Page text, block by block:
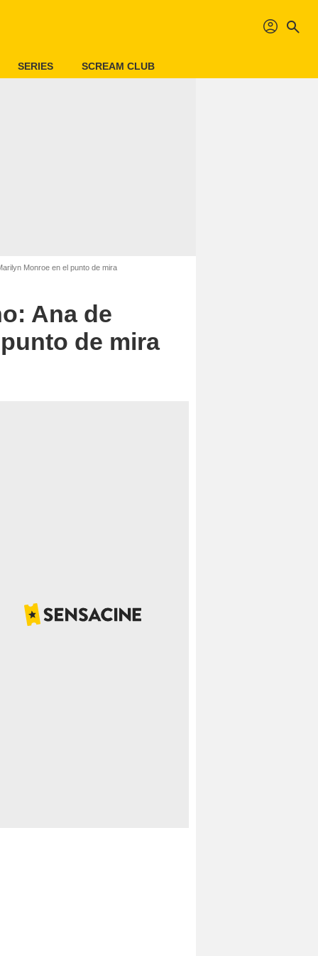
profil search
SERIES SCREAM CLUB
Monroe en el punto de mira
Ana de
de mira